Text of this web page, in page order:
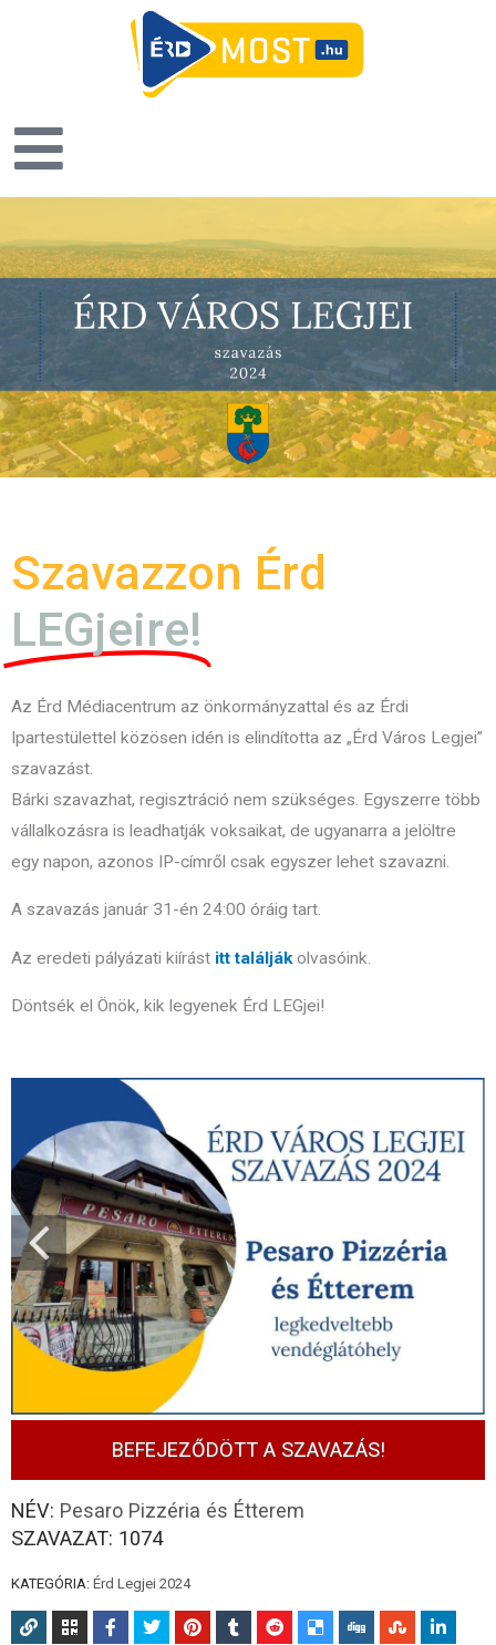
Szavazzon Érd
LEGjeire!
Az Érd Médiacentrum az önkormányzattal és az Érdi
Ipartestülettel közösen idén is elindította az „Érd Város Legjei”
szavazást.
Bárki szavazhat, regisztráció nem szükséges. Egyszerre több
vállalkozásra is leadhatják voksaikat, de ugyanarra a jelöltre
egy napon, azonos IP-címről csak egyszer lehet szavazni.
A szavazás január 31-én 24:00 óráig tart.
Az eredeti pályázati kiírást itt találják olvasóink.
Döntsék el Önök, kik legyenek Érd LEGjei!
BEFEJEZŐDÖTT A SZAVAZÁS!
NÉV: Pesaro Pizzéria és Étterem
SZAVAZAT: 1074
KATEGÓRIA: Érd Legjei 2024